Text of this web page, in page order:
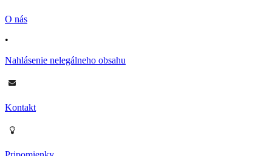
O nás
•
Nahlásenie nelegálneho obsahu
Kontakt